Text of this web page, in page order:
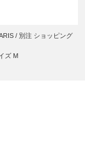
/ 別注 ショッピング
ズ M